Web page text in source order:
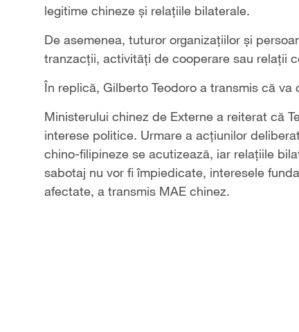
legitime chineze și relațiile bilaterale.
De asemenea, tuturor organizațiilor și
tranzacții, activități de cooperare sau relații
În replică, Gilberto Teodoro a transmis că va
Ministerului chinez de Externe a reiterat că
interese politice. Urmare a acțiunilor
chino-filipineze se acutizează, iar relațiile
sabotaj nu vor fi împiedicate, interesele
afectate, a transmis MAE chinez.